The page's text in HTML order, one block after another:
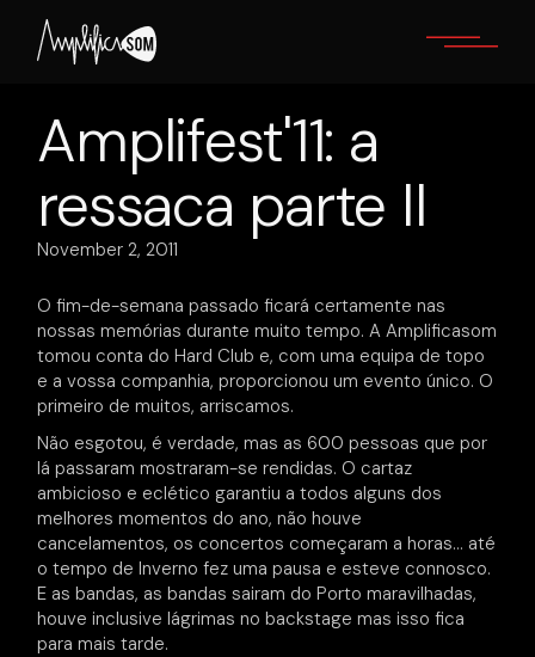
content
Amplifest'11: a
ressaca parte II
November 2, 2011
O fim-de-semana passado ficará certamente nas
nossas memórias durante muito tempo. A Amplificasom
tomou conta do Hard Club e, com uma equipa de topo
e a vossa companhia, proporcionou um evento único. O
primeiro de muitos, arriscamos.
Não esgotou, é verdade, mas as 600 pessoas que por
lá passaram mostraram-se rendidas. O cartaz
ambicioso e eclético garantiu a todos alguns dos
melhores momentos do ano, não houve
cancelamentos, os concertos começaram a horas… até
o tempo de Inverno fez uma pausa e esteve connosco.
E as bandas, as bandas sairam do Porto maravilhadas,
houve inclusive lágrimas no backstage mas isso fica
para mais tarde.